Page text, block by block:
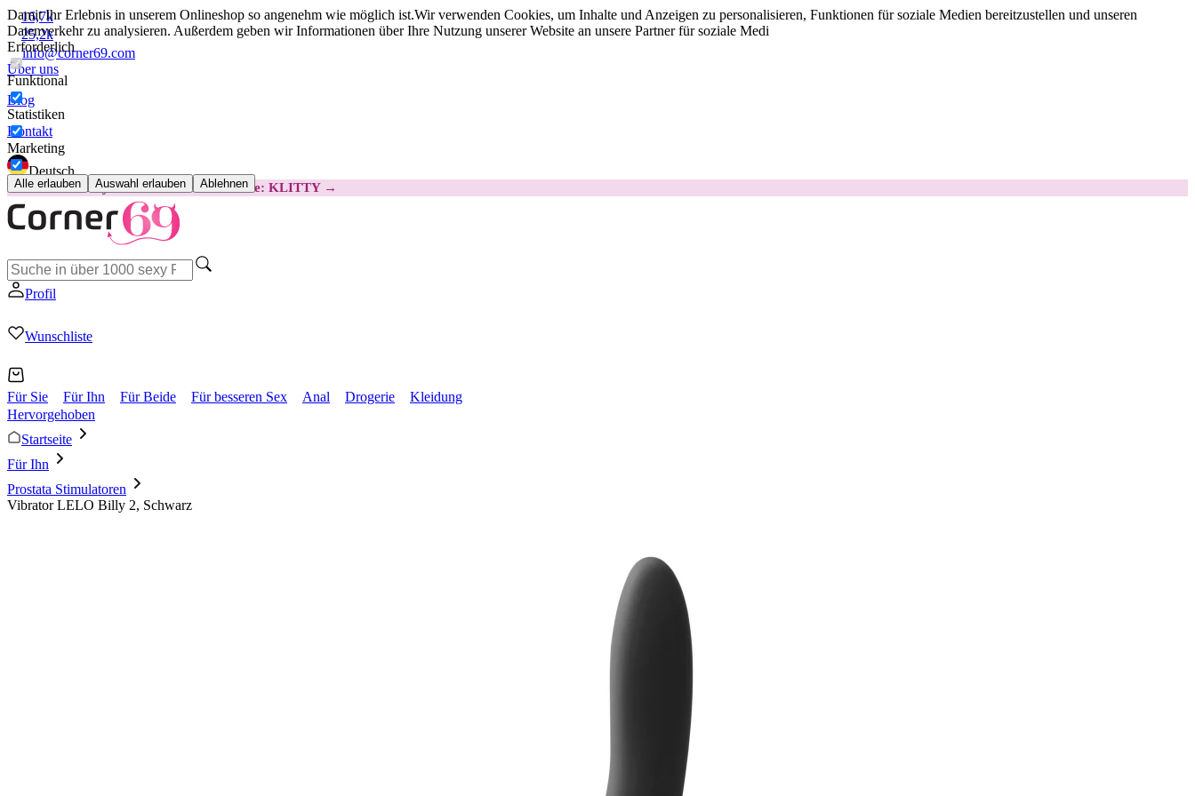
Damit Ihr Erlebnis in unserem Onlineshop so angenehm wie möglich ist.Wir verwenden Cookies, um Inhalte und Anzeigen zu personalisieren, Funktionen für soziale Medien bereitzustellen und unseren
Datenverkehr zu analysieren. Außerdem geben wir Informationen über Ihre Nutzung unserer Website an unsere Partner für soziale Medi
Erforderlich
Funktional
Statistiken
Marketing
Alle erlauben Auswahl erlauben Ablehnen
16,7k
25,2k
info@corner69.com
Über uns
Blog
Kontakt
Deutsch
😽Svakom Klitty: 15 € GÜNSTIGERCode: KLITTY →
Profil
Wunschliste
Für Sie Für Ihn Für Beide Für besseren Sex Anal Drogerie
Kleidung
Hervorgehoben
Startseite
Für Ihn
Prostata Stimulatoren
Vibrator LELO Billy 2, Schwarz